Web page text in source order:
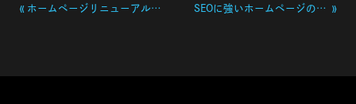
« ホームページリニューアルのタイミングとメリット SEOに強いホームページの作り方：ビジネスを成功させるための基本ステップ »